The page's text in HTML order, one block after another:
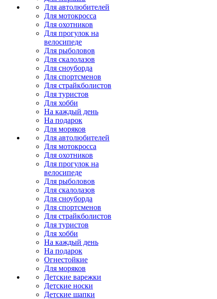
Для автолюбителей
Для мотокросса
Для охотников
Для прогулок на
велосипеде
Для рыболовов
Для скалолазов
Для сноуборда
Для спортсменов
Для страйкболистов
Для туристов
Для хобби
На каждый день
На подарок
Для моряков
Для автолюбителей
Для мотокросса
Для охотников
Для прогулок на
велосипеде
Для рыболовов
Для скалолазов
Для сноуборда
Для спортсменов
Для страйкболистов
Для туристов
Для хобби
На каждый день
На подарок
Огнестойкие
Для моряков
Детские варежки
Детские носки
Детские шапки